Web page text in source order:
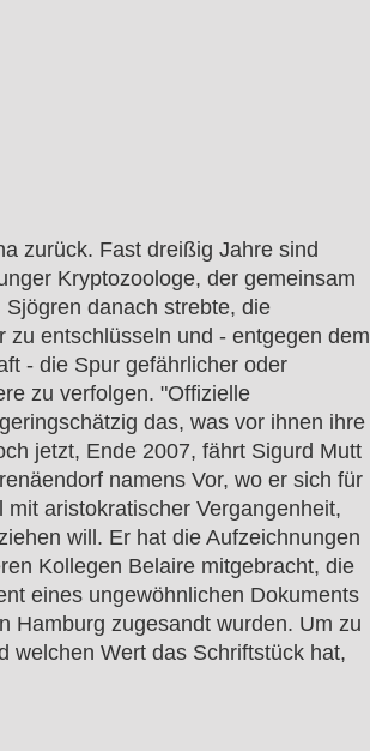
zurück. Fast dreißig Jahre sind
Kryptozoologe, der gemeinsam
danach strebte, die
zu entschlüsseln und - entgegen dem
- die Spur gefährlicher oder
zu verfolgen. "Offizielle
das, was vor ihnen ihre
jetzt, Ende 2007, fährt Sigurd Mutt
namens Vor, wo er sich für
aristokratischer Vergangenheit,
will. Er hat die Aufzeichnungen
Kollegen Belaire mitgebracht, die
eines ungewöhnlichen Dokuments
Hamburg zugesandt wurden. Um zu
welchen Wert das Schriftstück hat,